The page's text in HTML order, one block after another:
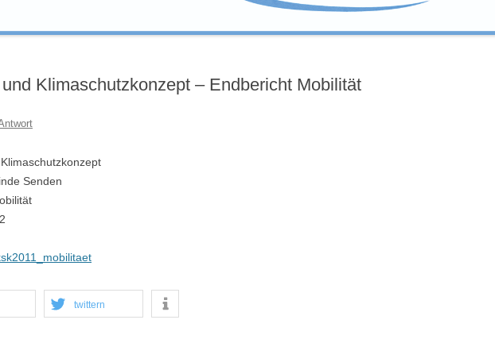
Klimaschutzkonzept – Endbericht Mobilität
Senden
twittern